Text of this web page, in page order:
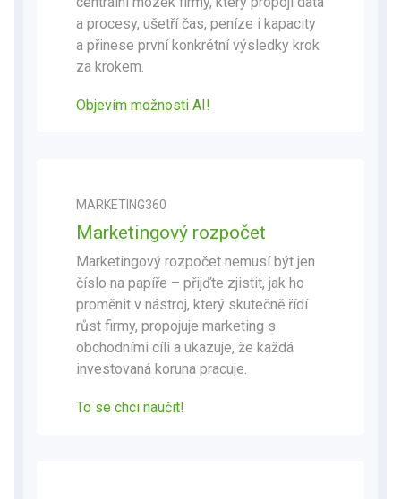
a procesy, ušetří čas, peníze i kapacity
a přinese první konkrétní výsledky krok
za krokem.
Objevím možnosti AI!
MARKETING360
Marketingový rozpočet
Marketingový rozpočet nemusí být jen
číslo na papíře – přijďte zjistit, jak ho
proměnit v nástroj, který skutečně řídí
růst firmy, propojuje marketing s
obchodními cíli a ukazuje, že každá
investovaná koruna pracuje.
To se chci naučit!